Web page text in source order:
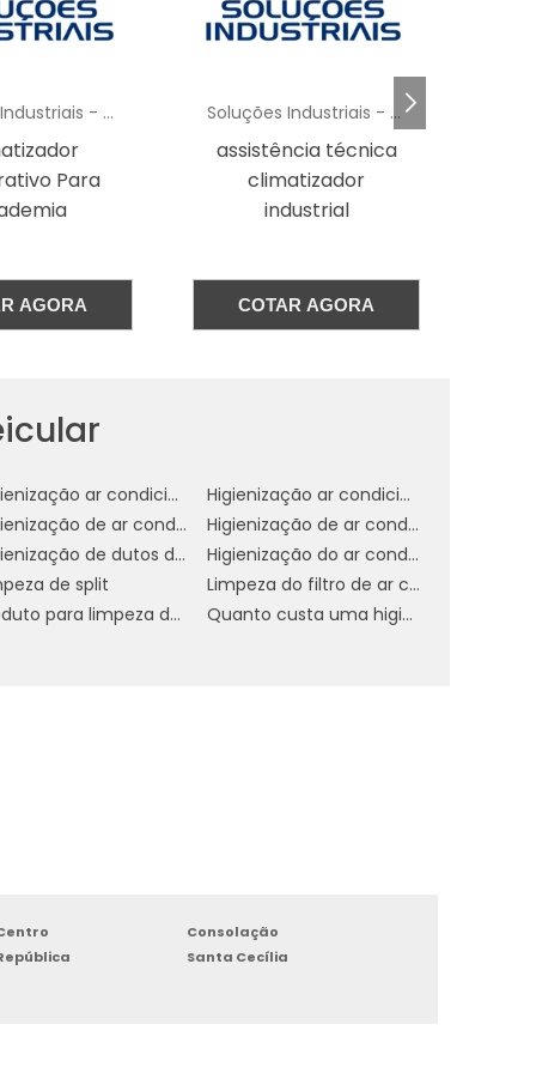
Soluções Industriais - AC
Para
AGORA
Soluções Industriais - AC
assistência técnica
climatizador
industrial
COTAR AGORA
Higienização ar condicionado automotivo spray
Higienização ar condicionado de carros
Higienização de ar condicionado automotivo preço
Higienização de ar condicionado automotivo valor
Higienização de dutos de ar condicionado
Higienização do ar condicionado
de split
Limpeza do filtro de ar condicionado
Produto para limpeza de ar condicionado residencial
Quanto custa uma higienização do ar condicionado
Consolação
Santa Cecília